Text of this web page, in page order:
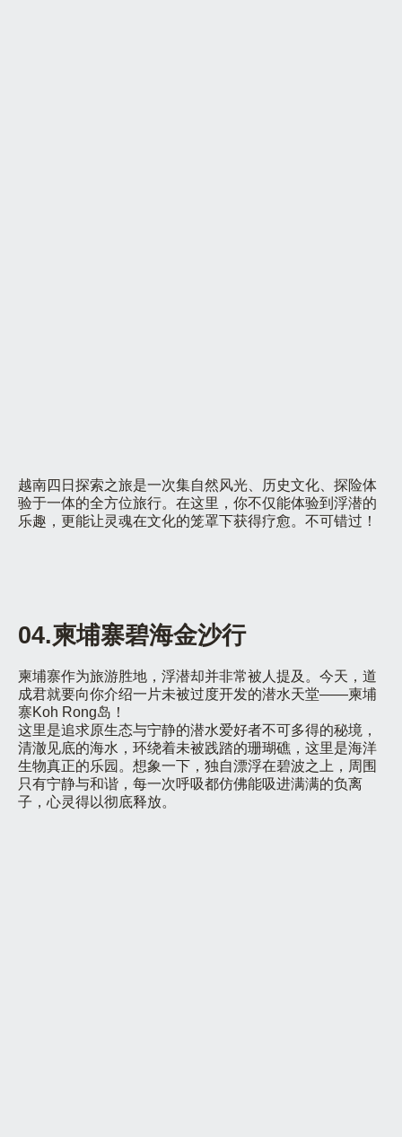
越南四日探索之旅是一次集自然风光、历史文化、探险体
验于一体的全方位旅行。在这里，你不仅能体验到浮潜的
乐趣，更能让灵魂在文化的笼罩下获得疗愈。不可错过！
04.柬埔寨碧海金沙行
柬埔寨作为旅游胜地，浮潜却并非常被人提及。今天，道
成君就要向你介绍一片未被过度开发的潜水天堂——柬埔
寨Koh Rong岛！
这里是追求原生态与宁静的潜水爱好者不可多得的秘境，
清澈见底的海水，环绕着未被践踏的珊瑚礁，这里是海洋
生物真正的乐园。想象一下，独自漂浮在碧波之上，周围
只有宁静与和谐，每一次呼吸都仿佛能吸进满满的负离
子，心灵得以彻底释放。